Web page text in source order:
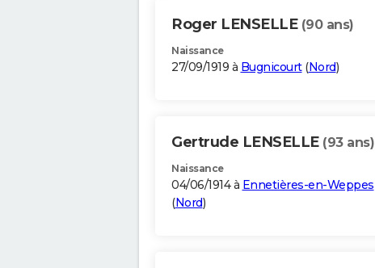
Roger LENSELLE (90 ans)
Naissance
27/09/1919 à Bugnicourt(Nord)
Gertrude LENSELLE (93 ans)
Naissance
04/06/1914 à Ennetières-en-Weppes
(Nord)